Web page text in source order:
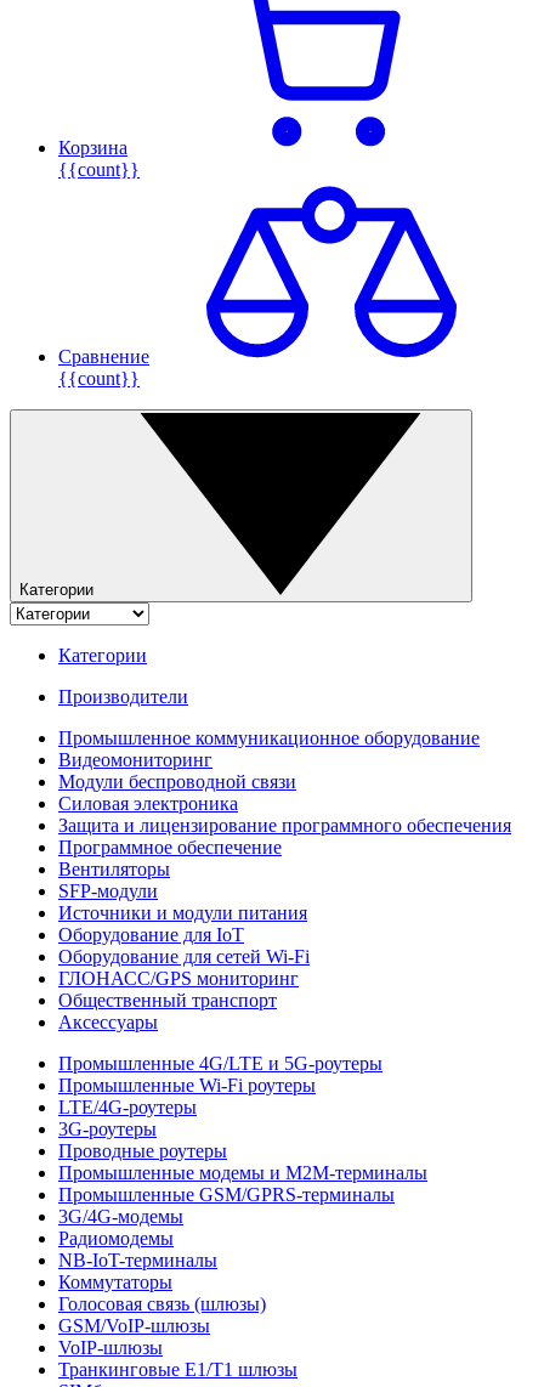
Корзина
{{count}}
Сравнение
{{count}}
Категории
Категории
Производители
Промышленное коммуникационное оборудование
Видеомониторинг
Модули беспроводной связи
Силовая электроника
Защита и лицензирование программного обеспечения
Программное обеспечение
Вентиляторы
SFP-модули
Источники и модули питания
Оборудование для IoT
Оборудование для сетей Wi-Fi
ГЛОНАСС/GPS мониторинг
Общественный транспорт
Аксессуары
Промышленные 4G/LTE и 5G-роутеры
Промышленные Wi-Fi роутеры
LTE/4G-роутеры
3G-роутеры
Проводные роутеры
Промышленные модемы и M2M-терминалы
Промышленные GSM/GPRS-терминалы
3G/4G-модемы
Радиомодемы
NB-IoT-терминалы
Коммутаторы
Голосовая связь (шлюзы)
GSM/VoIP-шлюзы
VoIP-шлюзы
Транкинговые E1/T1 шлюзы